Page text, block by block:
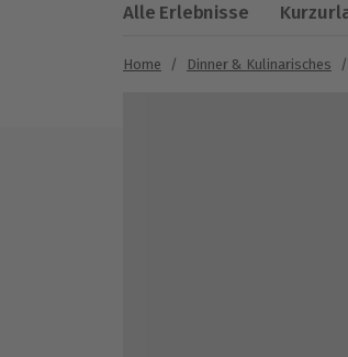
Alle Erlebnisse
Home / Dinner & Kulinarisches /